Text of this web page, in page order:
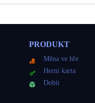
Rychlý nákup
PRODUKT
Měna ve hře
Herní karta
Dobít